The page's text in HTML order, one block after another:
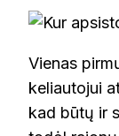
Vienas
keliautojui
kad būtų ir